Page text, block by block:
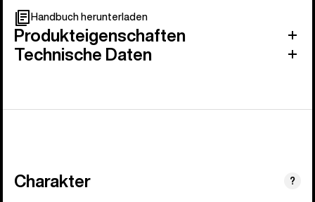
Handbuch herunterladen
Produkteigenschaften
Technische Daten
Charakter ?